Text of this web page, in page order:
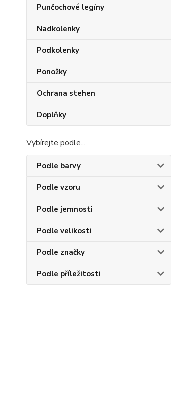
Punčochové legíny
Nadkolenky
Podkolenky
Ponožky
Ochrana stehen
Doplňky
Vybírejte podle...
Podle barvy
Podle vzoru
Podle jemnosti
Podle velikosti
Podle značky
Podle příležitosti